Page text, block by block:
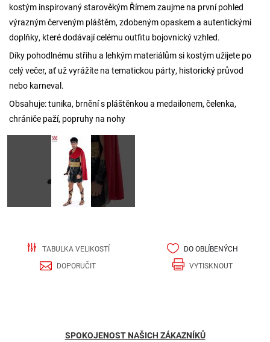
kostým inspirovaný starověkým Římem zaujme na první pohled
výrazným červeným pláštěm, zdobeným opaskem a autentickými
doplňky, které dodávají celému outfitu bojovnický vzhled.
Díky pohodlnému střihu a lehkým materiálům si kostým užijete po
celý večer, ať už vyrážíte na tematickou párty, historický průvod
nebo karneval.
Obsahuje: tunika, brnění s pláštěnkou a medailonem, čelenka,
chrániče paží, popruhy na nohy
TABULKA VELIKOSTÍ
DO OBLÍBENÝCH
DOPORUČIT
VYTISKNOUT
SPOKOJENOST NAŠICH ZÁKAZNÍKŮ